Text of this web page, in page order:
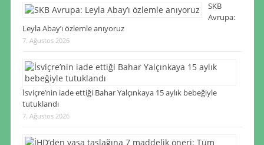
SKB
Avrupa:
Leyla Abay’ı özlemle anıyoruz
7. Ağustos 2026
İsviçre’nin iade ettiği Bahar Yalçınkaya 15 aylık bebeğiyle
tutuklandı
7. Ağustos 2026